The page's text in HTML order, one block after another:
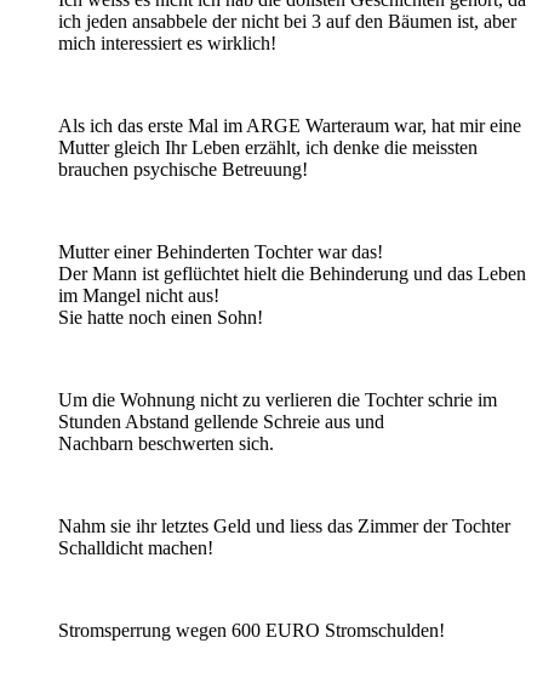
ich jeden ansabbele der nicht bei 3 auf den Bäumen ist, aber
mich interessiert es wirklich!
Als ich das erste Mal im ARGE Warteraum war, hat mir eine
Mutter gleich Ihr Leben erzählt, ich denke die meissten
brauchen psychische Betreuung!
Mutter einer Behinderten Tochter war das!
Der Mann ist geflüchtet hielt die Behinderung und das Leben
im Mangel nicht aus!
Sie hatte noch einen Sohn!
Um die Wohnung nicht zu verlieren die Tochter schrie im
Stunden Abstand gellende Schreie aus und
Nachbarn beschwerten sich.
Nahm sie ihr letztes Geld und liess das Zimmer der Tochter
Schalldicht machen!
Stromsperrung wegen 600 EURO Stromschulden!